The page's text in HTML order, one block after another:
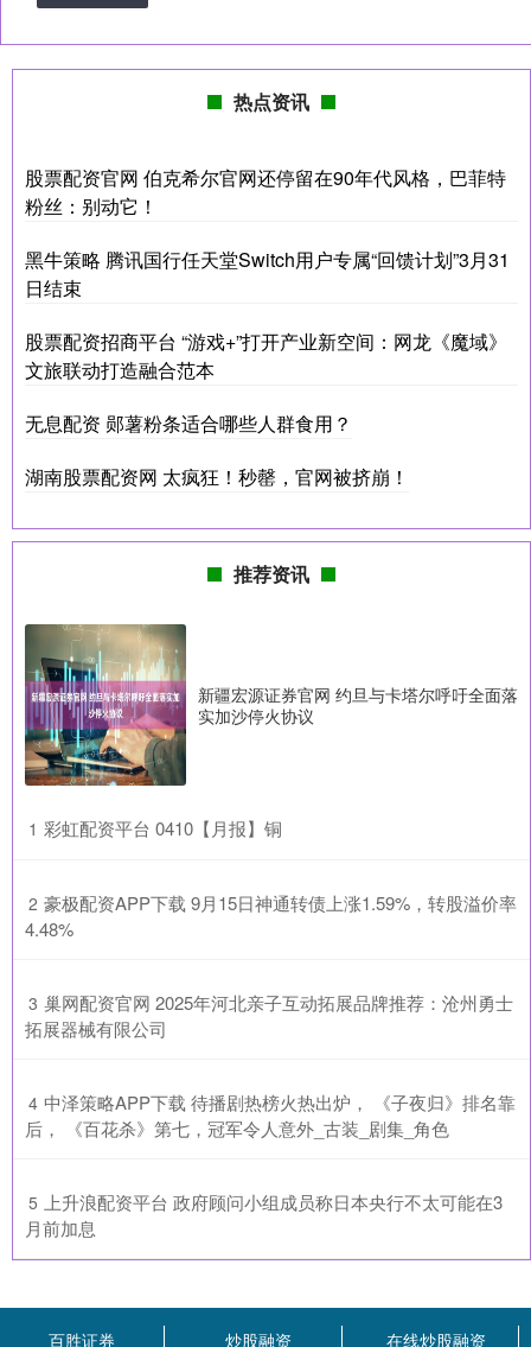
热点资讯
股票配资官网 伯克希尔官网还停留在90年代风格，巴菲特
粉丝：别动它！
黑牛策略 腾讯国行任天堂Switch用户专属“回馈计划”3月31
日结束
股票配资招商平台 “游戏+”打开产业新空间：网龙《魔域》
文旅联动打造融合范本
无息配资 郧薯粉条适合哪些人群食用？
湖南股票配资网 太疯狂！秒罄，官网被挤崩！
推荐资讯
新疆宏源证券官网 约旦与卡塔尔呼吁全面落
实加沙停火协议
1 ​彩虹配资平台 0410【月报】铜
2 ​豪极配资APP下载 9月15日神通转债上涨1.59%，转股溢价率
4.48%
3 ​巢网配资官网 2025年河北亲子互动拓展品牌推荐：沧州勇士
拓展器械有限公司
4 ​中泽策略APP下载 待播剧热榜火热出炉， 《子夜归》排名靠
后， 《百花杀》第七，冠军令人意外_古装_剧集_角色
5 ​上升浪配资平台 政府顾问小组成员称日本央行不太可能在3
月前加息
百胜证券 炒股融资 在线炒股融资